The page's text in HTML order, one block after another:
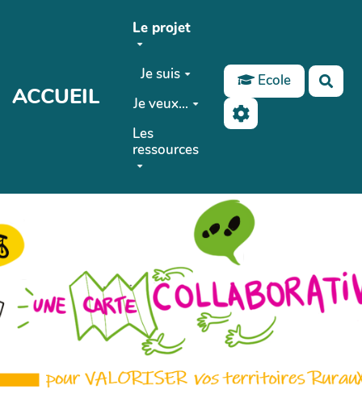
Aller au contenu principal
ACCUEIL
Le projet
Je suis
Je veux...
Les
ressources
Ecole